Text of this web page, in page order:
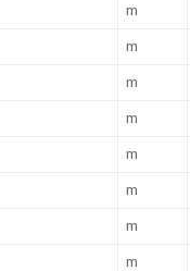
m
m
m
m
m
m
m
m